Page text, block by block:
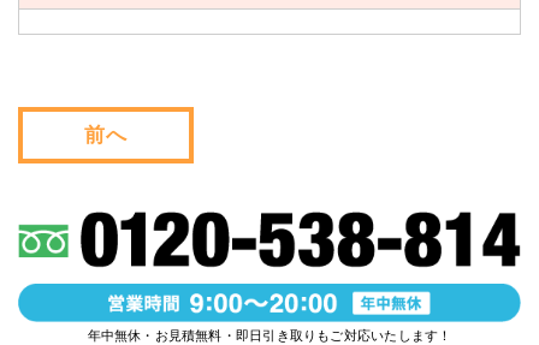
会社概要
WEB割引券プレゼント！
前へ
年中無休・お見積無料・即日引き取りもご対応いたします！